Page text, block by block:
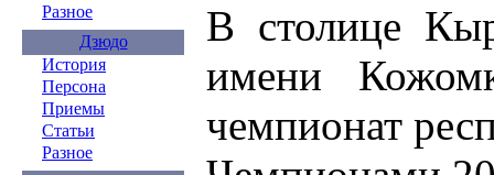
Разное
Дзюдо
История
Персона
Приемы
Статьи
Разное
В столице
имени
чемпионат